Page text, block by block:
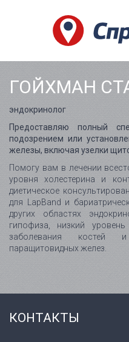
ГОЙХМАН
эндокринолог
Предоставляю полный
подозрением или
железы, включая узелки
Помогу вам в лечении
уровня холестерина и
диетическое
для LapBand и
других областях
гипофиза, низкий уровень
заболевания костей и
паращитовидных желез.
КОНТАКТЫ